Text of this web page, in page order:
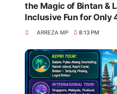
the Magic of Bintan &
Inclusive Fun for Only
ARREZA MP 8:13 PM